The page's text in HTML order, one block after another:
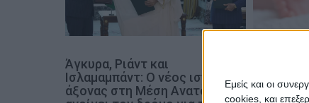
Εμείς και οι
cookies, και
ρ
ω
ν
Άγκυρα, Ριάντ και
Ισλαμαμπάντ: Ο νέος ισχυρός
άξονας στη Μέση Ανατολή
Πάτρα:
μόλις 8